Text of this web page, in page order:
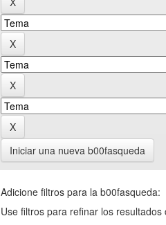
Iniciar una nueva b00fasqueda
Adicione filtros para la b00fasqueda:
Use filtros para refinar los resultados